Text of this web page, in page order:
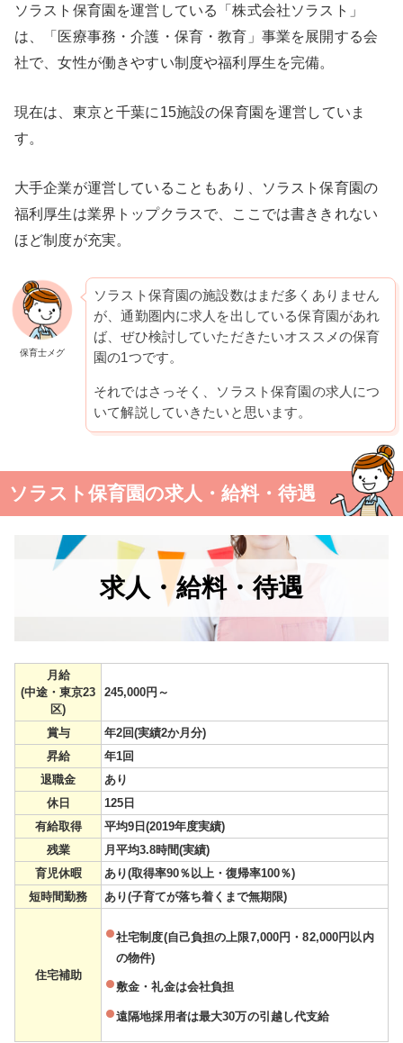
ソラスト保育園を運営している「株式会社ソラスト」
は、「医療事務・介護・保育・教育」事業を展開する会
社で、女性が働きやすい制度や福利厚生を完備。
現在は、東京と千葉に15施設の保育園を運営していま
す。
大手企業が運営していることもあり、ソラスト保育園の
福利厚生は業界トップクラスで、ここでは書ききれない
ほど制度が充実。
保育士メグ
ソラスト保育園の施設数はまだ多くありません
が、通勤圏内に求人を出している保育園があれ
ば、ぜひ検討していただきたいオススメの保育
園の1つです。
それではさっそく、ソラスト保育園の求人につ
いて解説していきたいと思います。
ソラスト保育園の求人・給料・待遇
求人・給料・待遇
月給
(中途・東京23
区)
245,000円～
賞与
年2回(実績2か月分)
昇給
年1回
退職金
あり
休日
125日
有給取得
平均9日(2019年度実績)
残業
月平均3.8時間(実績)
育児休暇
あり(取得率90％以上・復帰率100％)
短時間勤務
あり(子育てが落ち着くまで無期限)
住宅補助
社宅制度(自己負担の上限7,000円・82,000円以内
の物件)
敷金・礼金は会社負担
遠隔地採用者は最大30万の引越し代支給